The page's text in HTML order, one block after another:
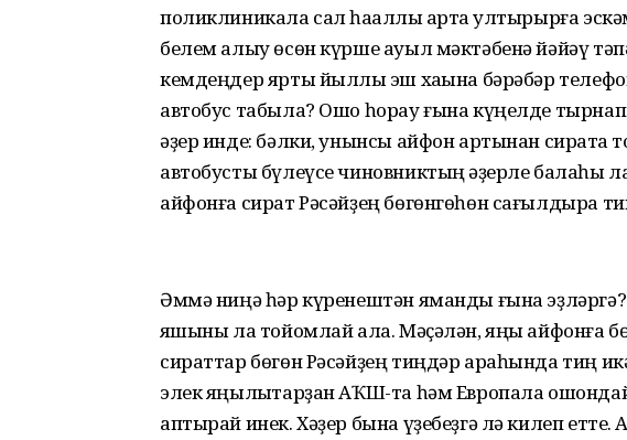
поликлиникала сал һаҡаллы ҡартҡа ултырырға
белем алыу өсөн күрше ауыл мәктәбенә йәйәү
кемдеңдер ярты йыллыҡ эш хаҡына бәрәбәр
автобус табыла? Ошо һорау ғына күңелде тырнап
әҙер инде: бәлки, унынсы айфон артынан
автобусты бүлеүсе чиновниктың ҡәҙерле балаһы
айфонға сират Рәсәйҙең бөгөнгөһөн сағылдыра
Әммә ниңә һәр күренештән яманды ғына
яҡшыны ла тойомлай ала. Мәҫәлән, яңы айфонға
сираттар бөгөн Рәсәйҙең тиңдәр араһында тиң
элек яңылыҡтарҙан АҠШ-та һәм Европала
аптырай инек. Хәҙер бына үҙебеҙгә лә килеп етте.